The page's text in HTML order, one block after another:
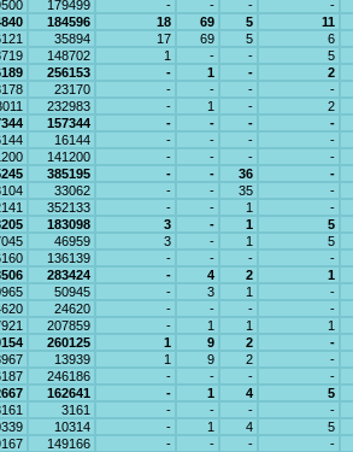
179499 - - -
-
184596 18 69 5
11
35894 17 69 5
6
148702 1 - -
5
256153 - 1 -
2
23170 - - -
-
232983 - 1 -
2
157344 - - -
-
16144 - - -
-
141200 - - -
-
385195 - - 36
-
33062 - - 35
-
352133 - - 1
-
183098 3 - 1
5
46959 3 - 1
5
136139 - - -
-
283424 - 4 2
1
50945 - 3 1
-
24620 - - -
-
207859 - 1 1
1
260125 1 9 2
-
13939 1 9 2
-
246186 - - -
-
162641 - 1 4
5
3161 - - -
-
10314 - 1 4
5
149166 - - -
-